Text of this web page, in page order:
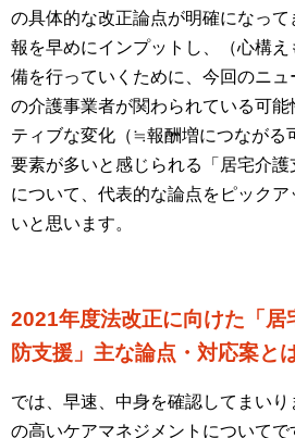
の具体的な改正論点が明確になっ
報を早めにインプットし、（心構
備を行っていくために、今回のニュ
の介護事業者が関わられている可
ティブな変化（≒報酬増につながる
要素が多いと感じられる「居宅介護
について、代表的な論点をピック
いと思います。
2021年度法改正に向けた「居
防支援」主な論点・対応案と
では、早速、中身を確認してまい
の高いケアマネジメントについてで